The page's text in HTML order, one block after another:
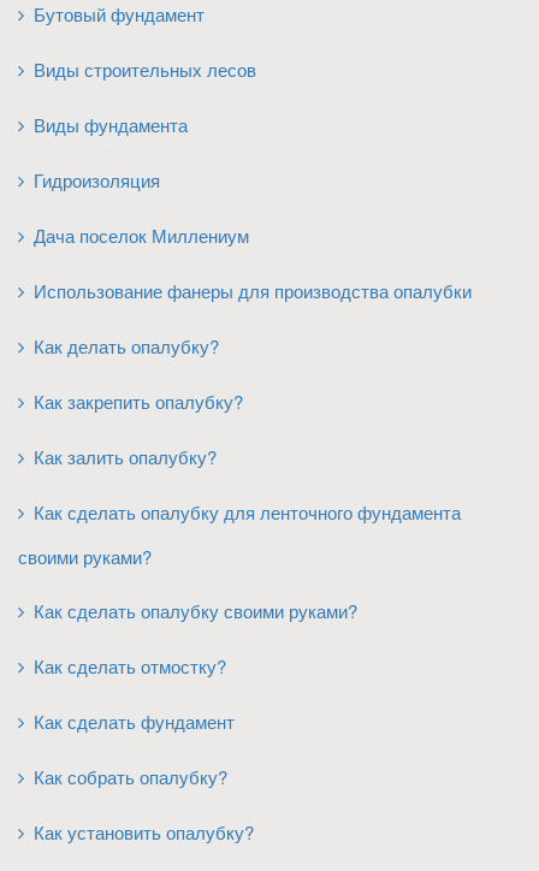
Бутовый фундамент
Виды строительных лесов
Виды фундамента
Гидроизоляция
Дача поселок Миллениум
Использование фанеры для производства опалубки
Как делать опалубку?
Как закрепить опалубку?
Как залить опалубку?
Как сделать опалубку для ленточного фундамента
своими руками?
Как сделать опалубку своими руками?
Как сделать отмостку?
Как сделать фундамент
Как собрать опалубку?
Как установить опалубку?